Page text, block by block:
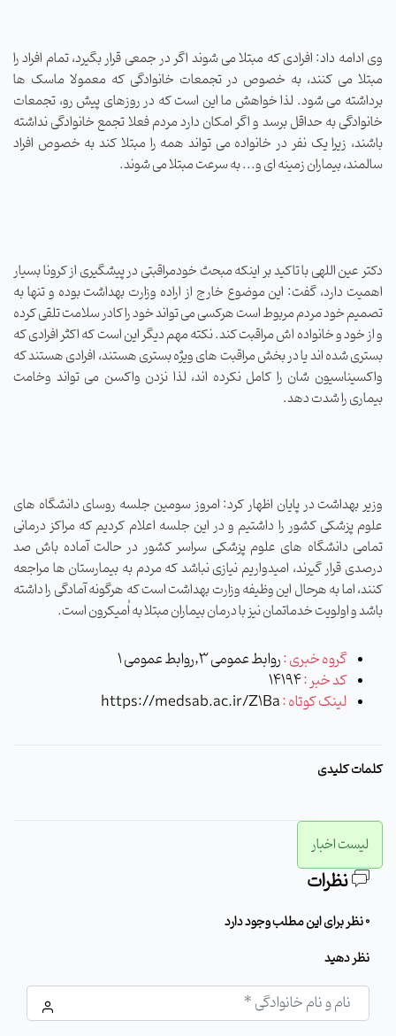
وی ادامه داد: افرادی که مبتلا می شوند اگر در جمعی قرار بگیرد، تمام افراد را
مبتلا می کنند، به خصوص در تجمعات خانوادگی که معمولا ماسک ها
برداشته می شود. لذا خواهش ما این است که در روزهای پیش رو، تجمعات
خانوادگی به حداقل برسد و اگر امکان دارد مردم فعلا تجمع خانوادگی نداشته
باشند، زیرا یک نفر در خانواده می تواند همه را مبتلا کند به خصوص افراد
سالمند، بیماران زمینه ای و... به سرعت مبتلا می شوند.
دکتر عین اللهی با تاکید بر اینکه مبحث خودمراقبتی در پیشگیری از کرونا بسیار
اهمیت دارد، گفت: این موضوع خارج از اراده وزارت بهداشت بوده و تنها به
تصمیم خود مردم مربوط است هرکسی می تواند خود را کادر سلامت تلقی کرده
و از خود و خانواده اش مراقبت کند. نکته مهم دیگر این است که اکثر افرادی که
بستری شده اند یا در بخش مراقبت های ویژه بستری هستند، افرادی هستند که
واکسیناسیون شان را کامل نکرده اند، لذا نزدن واکسن می تواند وخامت
بیماری را شدت دهد.
وزیر بهداشت در پایان اظهار کرد: امروز سومین جلسه روسای دانشگاه های
علوم پزشکی کشور را داشتیم و در این جلسه اعلام کردیم که مراکز درمانی
تمامی دانشگاه های علوم پزشکی سراسر کشور در حالت آماده باش صد
درصدی قرار گیرند، امیدواریم نیازی نباشد که مردم به بیمارستان ها مراجعه
کنند، اما به هرحال این وظیفه وزارت بهداشت است که هرگونه آمادگی را داشته
باشد و اولویت خدماتمان نیز با درمان بیماران مبتلا به اُمیکرون است.
گروه خبری :روابط عمومی 3,روابط عمومی 1
کد خبر :14194
لینک کوتاه :https://medsab.ac.ir/Z1Ba
کلمات کلیدی
لیست اخبار
نظرات
0 نظر برای این مطلب وجود دارد
نظر دهید